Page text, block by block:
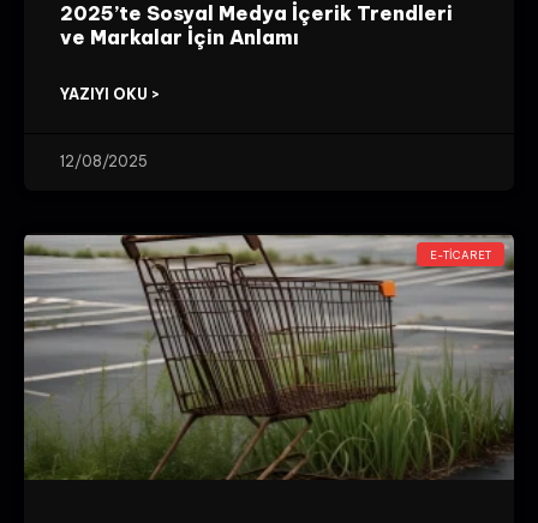
2025’te Sosyal Medya İçerik Trendleri
ve Markalar İçin Anlamı
YAZIYI OKU >
12/08/2025
E-TICARET